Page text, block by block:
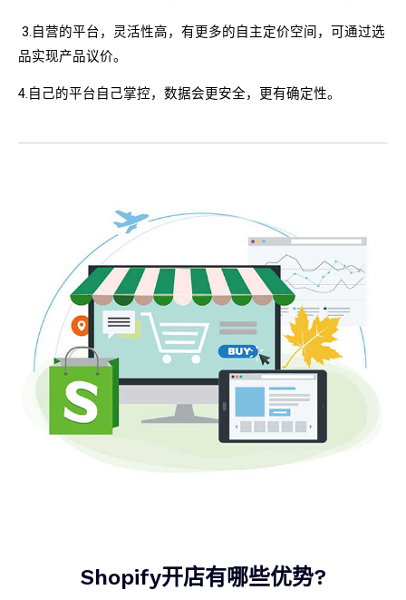
3.自营的平台，灵活性高，有更多的自主定价空间，可通过选
品实现产品议价。
4.自己的平台自己掌控，数据会更安全，更有确定性。
Shopify开店有哪些优势?